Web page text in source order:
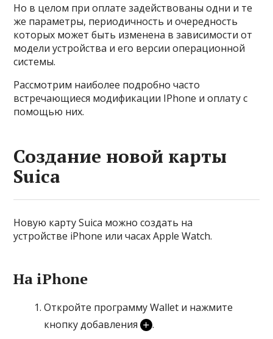
Но в целом при оплате задействованы одни и те
же параметры, периодичность и очередность
которых может быть изменена в зависимости от
модели устройства и его версии операционной
системы.
Рассмотрим наиболее подробно часто
встречающиеся модификации IPhone и оплату с
помощью них.
Создание новой карты
Suica
Новую карту Suica можно создать на
устройстве iPhone или часах Apple Watch.
На iPhone
Откройте программу Wallet и нажмите
кнопку добавления
.